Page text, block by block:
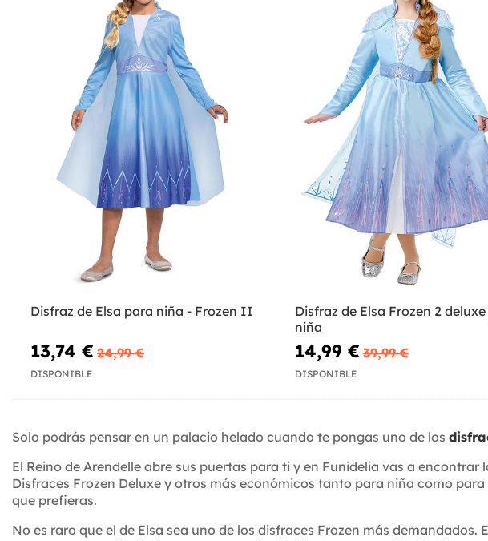
Disfraz de Elsa para niña - Frozen II
13,74 € 24,99 €
DISPONIBLE
Disfraz de Elsa Frozen 2
niña
14,99 € 39,99 €
DISPONIBLE
Solo podrás pensar en un palacio helado cuando te pongas uno de los
El Reino de Arendelle abre sus puertas para ti y en Funidelia vas a encontrar
Disfraces Frozen Deluxe y otros más económicos tanto para niña como
que prefieras.
No es raro que el de Elsa sea uno de los disfraces Frozen más